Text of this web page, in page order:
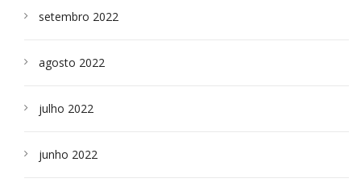
setembro 2022
agosto 2022
julho 2022
junho 2022